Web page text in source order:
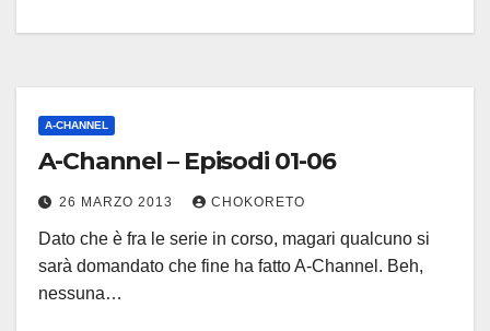
A-CHANNEL
A-Channel – Episodi 01-06
26 MARZO 2013 CHOKORETO
Dato che è fra le serie in corso, magari qualcuno si
sarà domandato che fine ha fatto A-Channel. Beh,
nessuna…